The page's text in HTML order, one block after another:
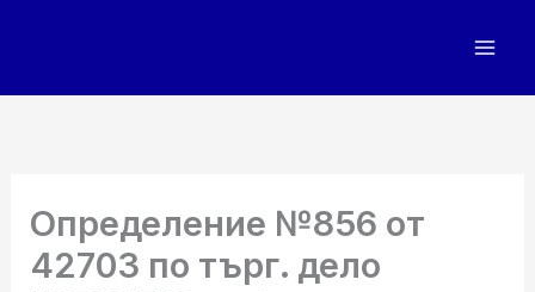
Определение №856 от
42703 по търг. дело